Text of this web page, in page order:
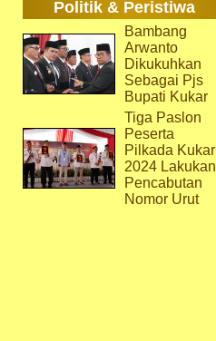
Politik & Peristiwa
Bambang
Arwanto
Dikukuhkan
Sebagai Pjs
Bupati Kukar
Tiga Paslon
Peserta
Pilkada Kukar
2024 Lakukan
Pencabutan
Nomor Urut